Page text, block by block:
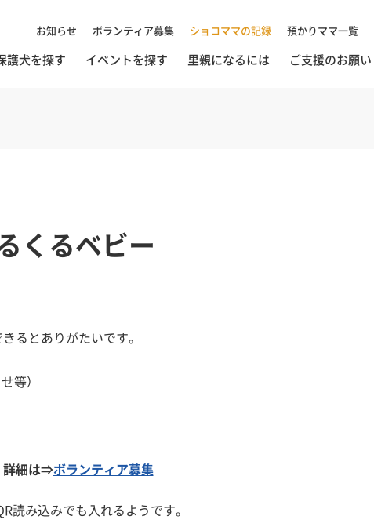
お知らせ ボランティア募集 ショコママの記録 預かりママ一覧
護犬を探す イベントを探す 里親になるには ご支援のお願い
くるベビー
るとありがたいです。
等）
詳細は⇒ボランティア募集
読み込みでも入れるようです。